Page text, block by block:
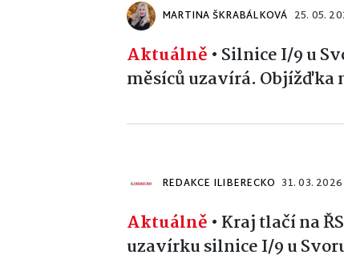
MARTINA ŠKRABÁLKOVÁ 25. 05.
Aktuálně • Silnice I/9 u
měsíců uzavírá.
REDAKCE ILIBERECKO 31. 03. 2026
Aktuálně • Kraj tlačí na
uzavírku silnice I/9 u